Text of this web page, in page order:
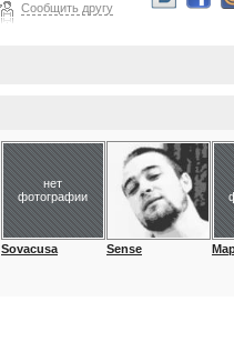
Сообщить другу
нет
фотографии
Sovacusa Sense